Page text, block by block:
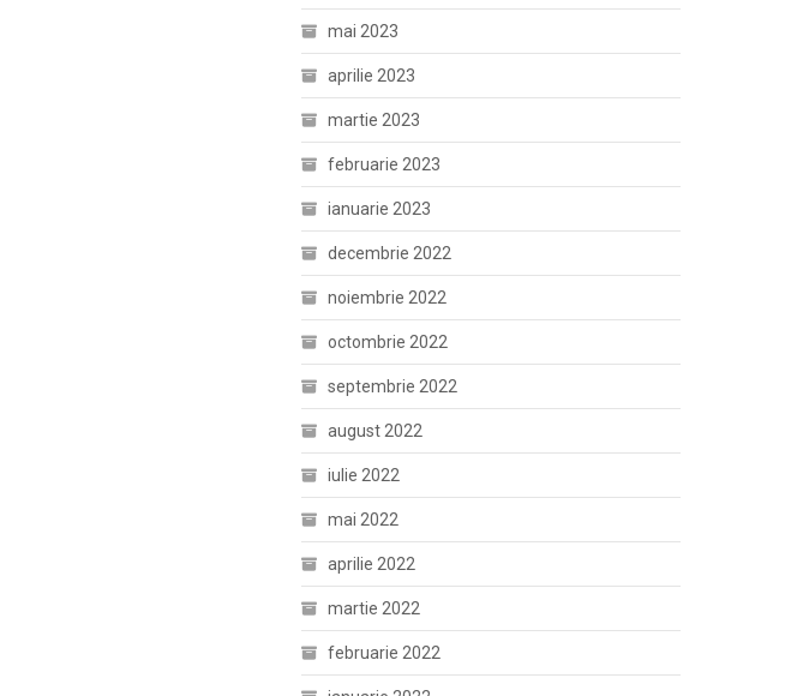
mai 2023
aprilie 2023
martie 2023
februarie 2023
ianuarie 2023
decembrie 2022
noiembrie 2022
octombrie 2022
septembrie 2022
august 2022
iulie 2022
mai 2022
aprilie 2022
martie 2022
februarie 2022